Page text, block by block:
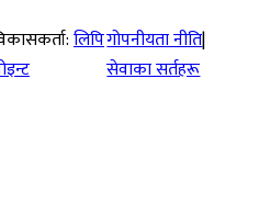
लिपिगोपनीयता नीति|
सेवाका सर्तहरू